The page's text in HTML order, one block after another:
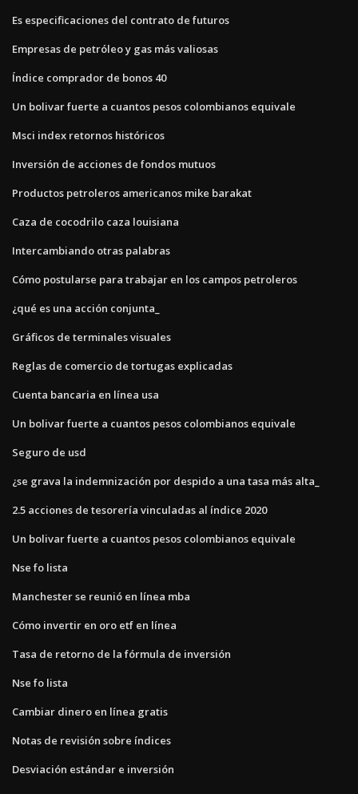
Es especificaciones del contrato de futuros
Empresas de petróleo y gas más valiosas
Índice comprador de bonos 40
Un bolivar fuerte a cuantos pesos colombianos equivale
Msci index retornos históricos
Inversión de acciones de fondos mutuos
Productos petroleros americanos mike barakat
Caza de cocodrilo caza louisiana
Intercambiando otras palabras
Cómo postularse para trabajar en los campos petroleros
¿qué es una acción conjunta_
Gráficos de terminales visuales
Reglas de comercio de tortugas explicadas
Cuenta bancaria en línea usa
Un bolivar fuerte a cuantos pesos colombianos equivale
Seguro de usd
¿se grava la indemnización por despido a una tasa más alta_
2.5 acciones de tesorería vinculadas al índice 2020
Un bolivar fuerte a cuantos pesos colombianos equivale
Nse fo lista
Manchester se reunió en línea mba
Cómo invertir en oro etf en línea
Tasa de retorno de la fórmula de inversión
Nse fo lista
Cambiar dinero en línea gratis
Notas de revisión sobre índices
Desviación estándar e inversión